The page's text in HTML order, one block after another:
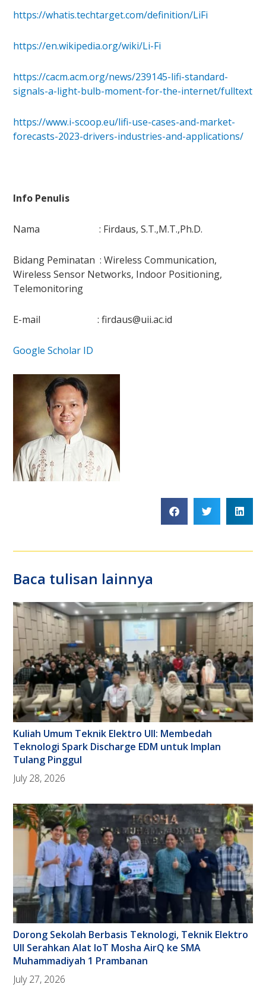
https://whatis.techtarget.com/definition/LiFi
https://en.wikipedia.org/wiki/Li-Fi
https://cacm.acm.org/news/239145-lifi-standard-
signals-a-light-bulb-moment-for-the-internet/fulltext
https://www.i-scoop.eu/lifi-use-cases-and-market-
forecasts-2023-drivers-industries-and-applications/
Info Penulis
Nama : Firdaus, S.T.,M.T.,Ph.D.
Bidang Peminatan : Wireless Communication,
Wireless Sensor Networks, Indoor Positioning,
Telemonitoring
E-mail :firdaus@uii.ac.id
Google Scholar ID
Baca tulisan lainnya
Kuliah Umum Teknik Elektro UII: Membedah
Teknologi Spark Discharge EDM untuk Implan
Tulang Pinggul
July 28, 2026
Dorong Sekolah Berbasis Teknologi, Teknik Elektro
UII Serahkan Alat IoT Mosha AirQ ke SMA
Muhammadiyah 1 Prambanan
July 27, 2026